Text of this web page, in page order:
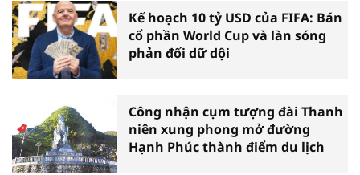
Kế hoạch 10 tỷ USD của FIFA: Bán
cổ phần World Cup và làn sóng
phản đối dữ dội
Công nhận cụm tượng đài Thanh
niên xung phong mở đường
Hạnh Phúc thành điểm du lịch